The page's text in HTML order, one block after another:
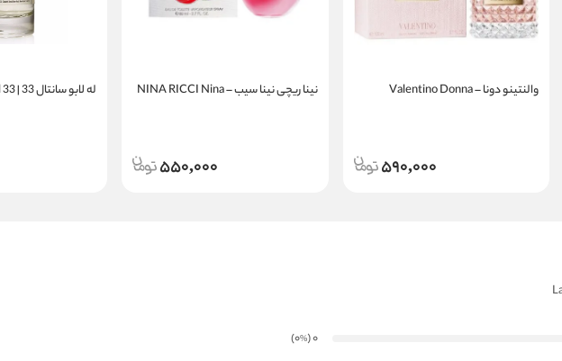
والنتینو دونا – Valentino Donna
590,000
نینا ریچی نینا سیب – NINA RICCI Nina
550,000
له لابو سانتال 33 | LE LABO Santal 33
0
(0
%
)